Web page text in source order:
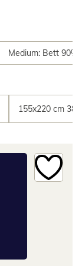
Medium: Bett 90%
155x220 cm